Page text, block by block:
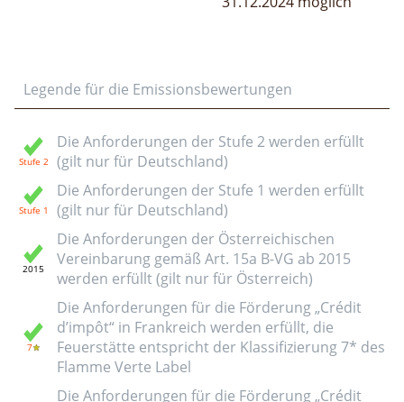
Legende für die Emissionsbewertungen
Die Anforderungen der Stufe 2 werden erfüllt
(gilt nur für Deutschland)
Die Anforderungen der Stufe 1 werden erfüllt
(gilt nur für Deutschland)
Die Anforderungen der Österreichischen
Vereinbarung gemäß Art. 15a B-VG ab 2015
werden erfüllt (gilt nur für Österreich)
Die Anforderungen für die Förderung „Crédit
d’impôt“ in Frankreich werden erfüllt, die
Feuerstätte entspricht der Klassifizierung 7* des
Flamme Verte Label
Die Anforderungen für die Förderung „Crédit